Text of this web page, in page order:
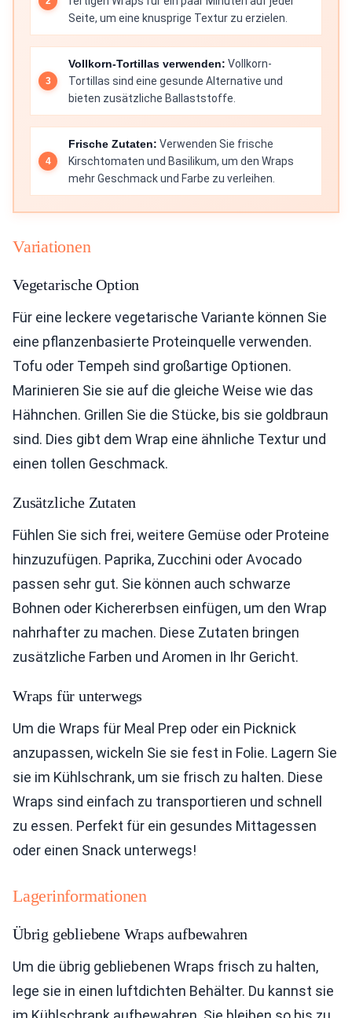
Seite, um eine knusprige Textur zu erzielen.
Vollkorn-Tortillas verwenden: Vollkorn-
Tortillas sind eine gesunde Alternative und
bieten zusätzliche Ballaststoffe.
Frische Zutaten: Verwenden Sie frische
Kirschtomaten und Basilikum, um den Wraps
mehr Geschmack und Farbe zu verleihen.
Variationen
Vegetarische Option
Für eine leckere vegetarische Variante können Sie
eine pflanzenbasierte Proteinquelle verwenden.
Tofu oder Tempeh sind großartige Optionen.
Marinieren Sie sie auf die gleiche Weise wie das
Hähnchen. Grillen Sie die Stücke, bis sie goldbraun
sind. Dies gibt dem Wrap eine ähnliche Textur und
einen tollen Geschmack.
Zusätzliche Zutaten
Fühlen Sie sich frei, weitere Gemüse oder Proteine
hinzuzufügen. Paprika, Zucchini oder Avocado
passen sehr gut. Sie können auch schwarze
Bohnen oder Kichererbsen einfügen, um den Wrap
nahrhafter zu machen. Diese Zutaten bringen
zusätzliche Farben und Aromen in Ihr Gericht.
Wraps für unterwegs
Um die Wraps für Meal Prep oder ein Picknick
anzupassen, wickeln Sie sie fest in Folie. Lagern Sie
sie im Kühlschrank, um sie frisch zu halten. Diese
Wraps sind einfach zu transportieren und schnell
zu essen. Perfekt für ein gesundes Mittagessen
oder einen Snack unterwegs!
Lagerinformationen
Übrig gebliebene Wraps aufbewahren
Um die übrig gebliebenen Wraps frisch zu halten,
lege sie in einen luftdichten Behälter. Du kannst sie